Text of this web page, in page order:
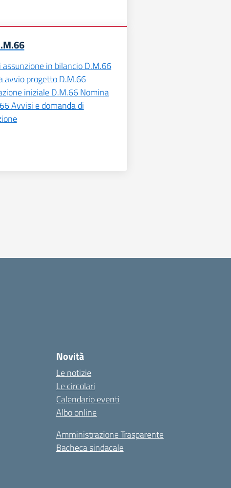
assunzione in bilancio D.M.66
avvio progetto D.M.66
iniziale D.M.66 Nomina
Avvisi e domanda di
Novità
Le notizie
Le circolari
Calendario eventi
Albo online
Amministrazione Trasparente
Bacheca sindacale